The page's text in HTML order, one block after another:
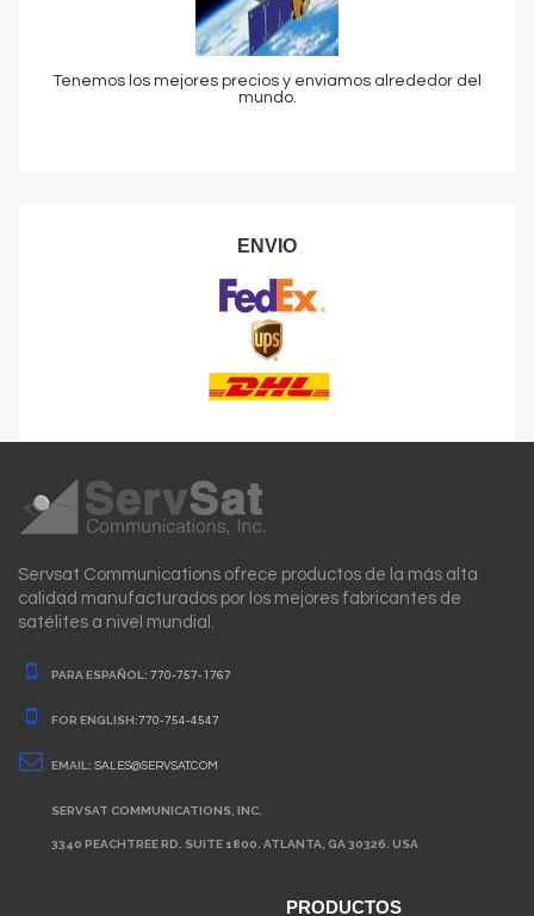
Tenemos los mejores precios y enviamos alrededor del
mundo.
ENVIO
Servsat Communications ofrece productos de la más alta
calidad manufacturados por los mejores fabricantes de
satélites a nivel mundial.
PARA ESPAÑOL: 770-757-1767
FOR ENGLISH:770-754-4547
EMAIL: SALES@SERVSAT.COM
SERVSAT COMMUNICATIONS, INC.
3340 PEACHTREE RD. SUITE 1800. ATLANTA, GA 30326. USA
PRODUCTOS